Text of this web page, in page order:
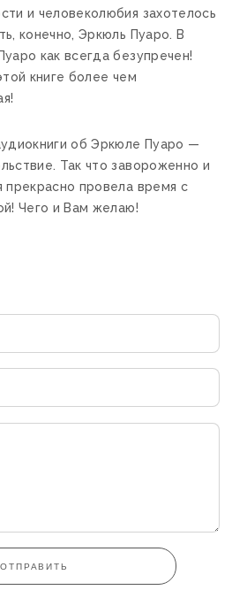
и человеколюбия захотелось
конечно, Эркюль Пуаро. В
как всегда безупречен!
книге более чем
об Эркюле Пуаро —
Так что завороженно и
прекрасно провела время с
Чего и Вам желаю!
ОТПРАВИТЬ